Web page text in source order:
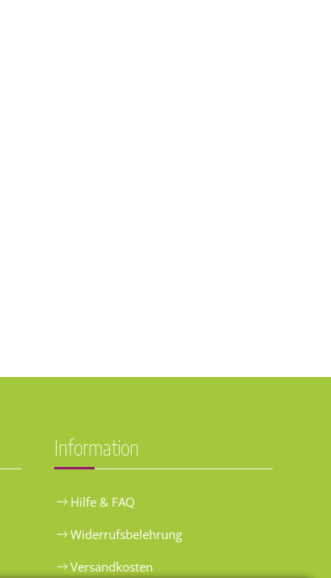
Information
Hilfe & FAQ
Widerrufsbelehrung
Versandkosten